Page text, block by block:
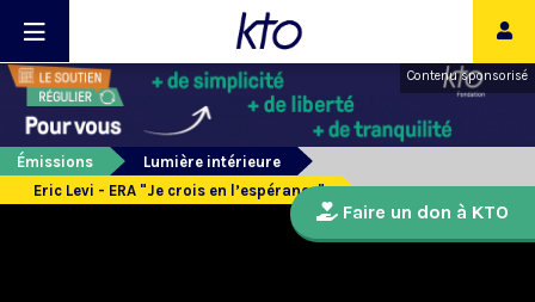
Contenu sponsorisé
Émissions
Lumière intérieure
Eric Levi - ERA "Je crois en l’espérance"
Faire un don à KTO